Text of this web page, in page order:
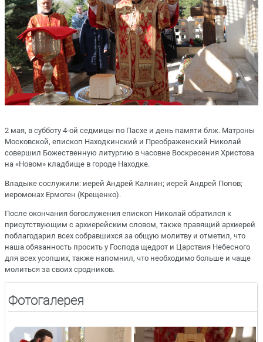
2 мая, в субботу 4-ой седмицы по Пасхе и день памяти блж. Матроны
Московской, епископ Находкинский и Преображенский Николай
совершил Божественную литургию в часовне Воскресения Христова
на «Новом» кладбище в городе Находке.
Владыке сослужили: иерей Андрей Калнин; иерей Андрей Попов;
иеромонах Ермоген (Крещенко).
После окончания богослужения епископ Николай обратился к
присутствующим с архиерейским словом, также правящий архиерей
поблагодарил всех собравшихся за общую молитву и отметил, что
наша обязанность просить у Господа щедрот и Царствия Небесного
для всех усопших, также напомнил, что необходимо больше и чаще
молиться за своих сродников.
Фотогалерея